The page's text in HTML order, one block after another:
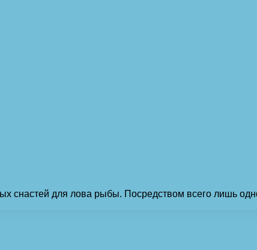
снастей для лова рыбы. Посредством всего лишь